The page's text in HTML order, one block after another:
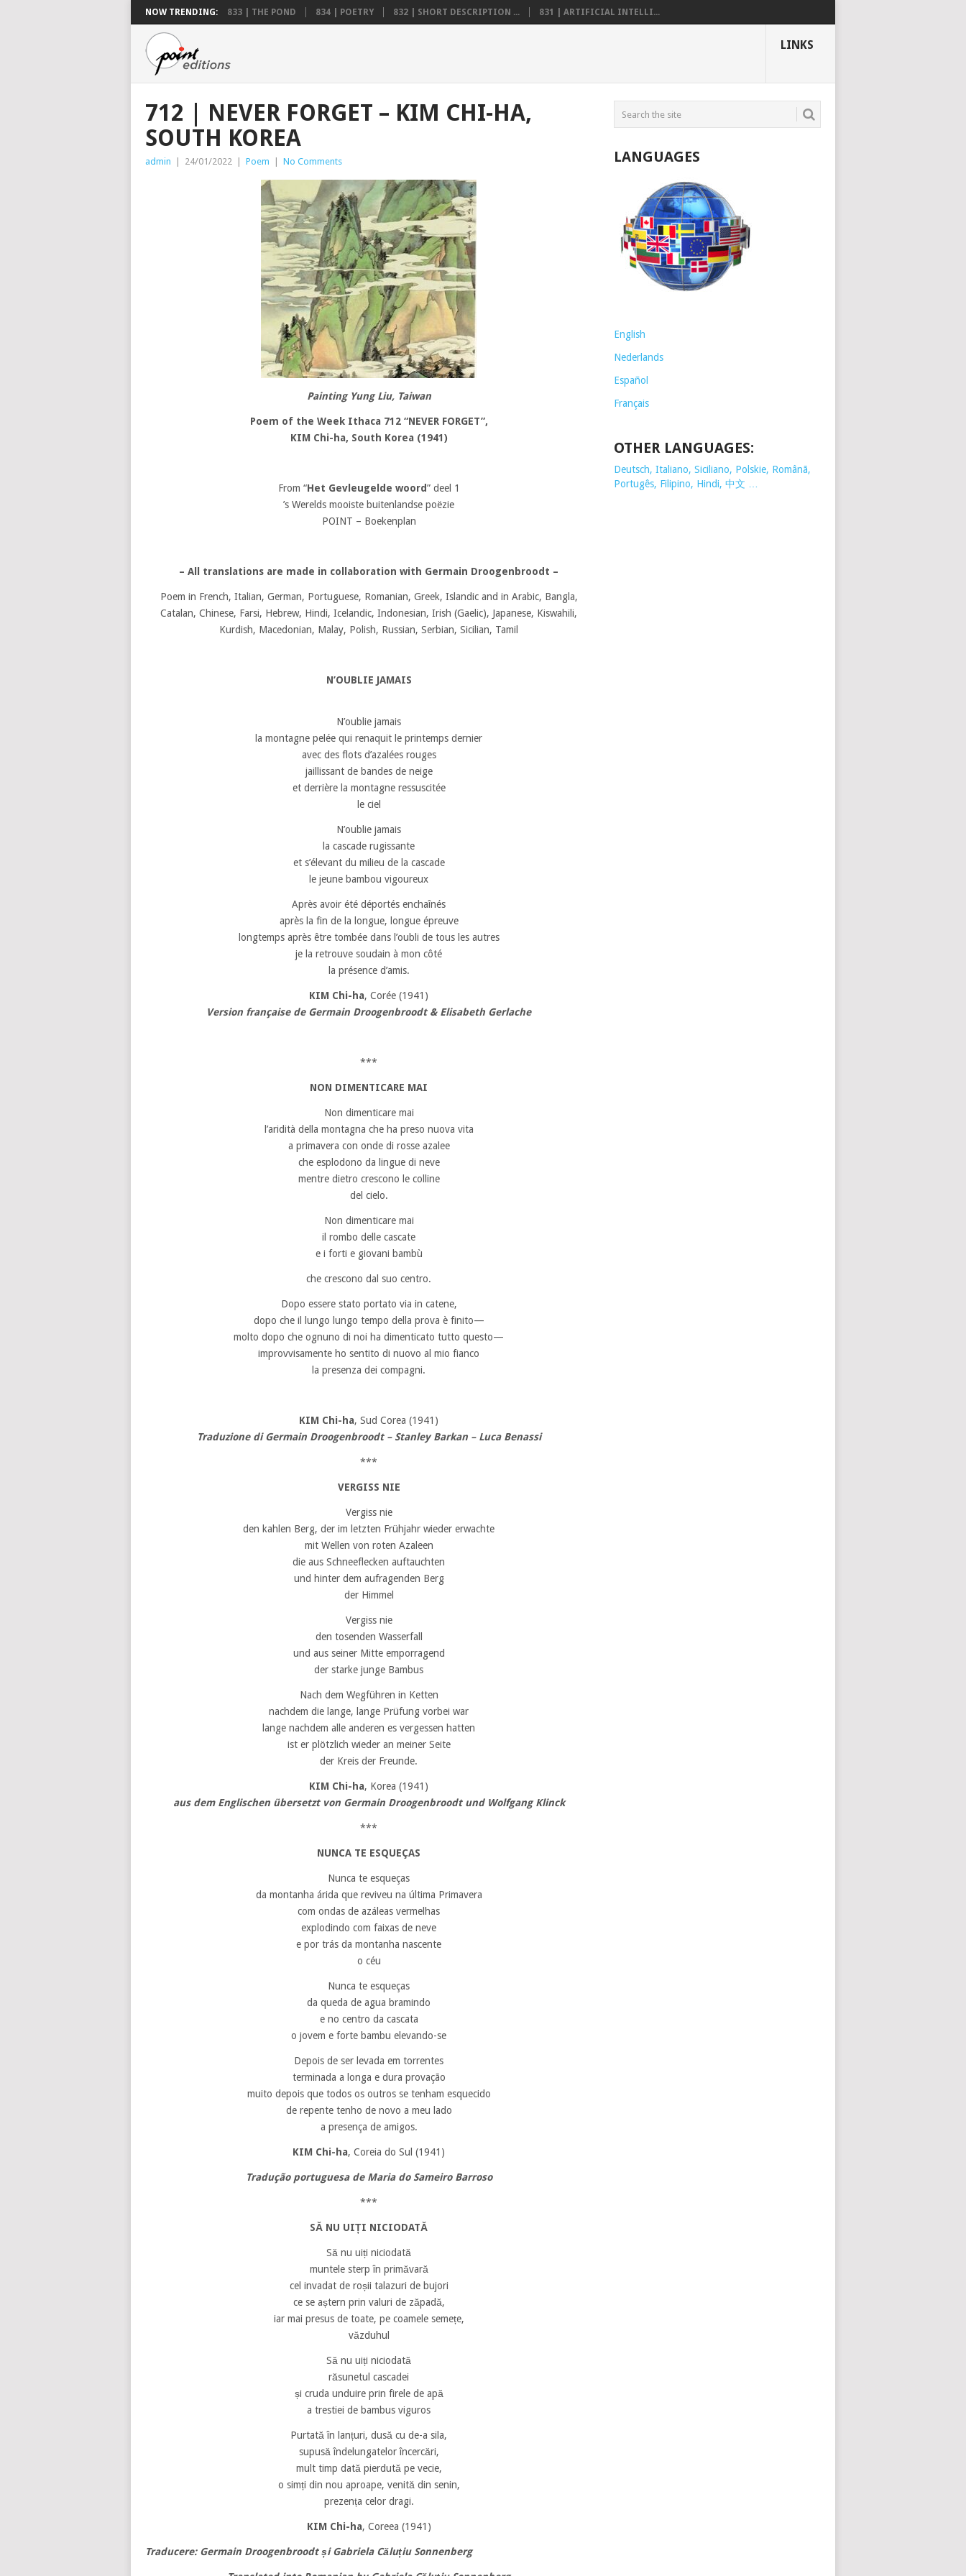
NOW TRENDING: 833 | THE POND 834 | POETRY 832 | SHORT DESCRIPTION ... 831 | ARTIFICIAL INTELLI...
LINKS
712 | NEVER FORGET – KIM CHI-HA,
SOUTH KOREA
admin 24/01/2022 Poem No Comments
PaintingYung Liu, Taiwan
Poem of the Week Ithaca 712 “NEVER FORGET”,
KIM Chi-ha, South Korea (1941)
From “Het Gevleugelde woord” deel 1
’s Werelds mooiste buitenlandse poëzie
POINT – Boekenplan
– All translations are made in collaboration with Germain Droogenbroodt –
Poem in French, Italian, German, Portuguese, Romanian, Greek, Islandic and in Arabic, Bangla,
Catalan, Chinese, Farsi, Hebrew, Hindi, Icelandic, Indonesian, Irish (Gaelic), Japanese, Kiswahili,
Kurdish, Macedonian, Malay, Polish, Russian, Serbian, Sicilian, Tamil
N’OUBLIE JAMAIS
N’oublie jamais
la montagne pelée qui renaquit le printemps dernier
avec des flots d’azalées rouges
jaillissant de bandes de neige
et derrière la montagne ressuscitée
le ciel
N’oublie jamais
la cascade rugissante
et s’élevant du milieu de la cascade
le jeune bambou vigoureux
Après avoir été déportés enchaînés
après la fin de la longue, longue épreuve
longtemps après être tombée dans l’oubli de tous les autres
je la retrouve soudain à mon côté
la présence d’amis.
KIM Chi-ha, Corée (1941)
Version française de Germain Droogenbroodt & Elisabeth Gerlache
***
NON DIMENTICARE MAI
Non dimenticare mai
l’aridità della montagna che ha preso nuova vita
a primavera con onde di rosse azalee
che esplodono da lingue di neve
mentre dietro crescono le colline
del cielo.
Non dimenticare mai
il rombo delle cascate
e i forti e giovani bambù
che crescono dal suo centro.
Dopo essere stato portato via in catene,
dopo che il lungo lungo tempo della prova è finito—
molto dopo che ognuno di noi ha dimenticato tutto questo—
improvvisamente ho sentito di nuovo al mio fianco
la presenza dei compagni.
KIM Chi-ha, Sud Corea (1941)
Traduzione di Germain Droogenbroodt – Stanley Barkan – Luca Benassi
***
VERGISS NIE
Vergiss nie
den kahlen Berg, der im letzten Frühjahr wieder erwachte
mit Wellen von roten Azaleen
die aus Schneeflecken auftauchten
und hinter dem aufragenden Berg
der Himmel
Vergiss nie
den tosenden Wasserfall
und aus seiner Mitte emporragend
der starke junge Bambus
Nach dem Wegführen in Ketten
nachdem die lange, lange Prüfung vorbei war
lange nachdem alle anderen es vergessen hatten
ist er plötzlich wieder an meiner Seite
der Kreis der Freunde.
KIM Chi-ha, Korea (1941)
aus dem Englischen übersetzt von Germain Droogenbroodt und Wolfgang Klinck
***
NUNCA TE ESQUEÇAS
Nunca te esqueças
da montanha árida que reviveu na última Primavera
com ondas de azáleas vermelhas
explodindo com faixas de neve
e por trás da montanha nascente
o céu
Nunca te esqueças
da queda de agua bramindo
e no centro da cascata
o jovem e forte bambu elevando-se
Depois de ser levada em torrentes
terminada a longa e dura provação
muito depois que todos os outros se tenham esquecido
de repente tenho de novo a meu lado
a presença de amigos.
KIM Chi-ha, Coreia do Sul (1941)
Tradução portuguesa de Maria do Sameiro Barroso
***
SĂ NU UIȚI NICIODATĂ
Să nu uiți niciodată
muntele sterp în primăvară
cel invadat de roșii talazuri de bujori
ce se aștern prin valuri de zăpadă,
iar mai presus de toate, pe coamele semețe,
văzduhul
Să nu uiți niciodată
răsunetul cascadei
și cruda unduire prin firele de apă
a trestiei de bambus viguros
Purtată în lanțuri, dusă cu de-a sila,
supusă îndelungatelor încercări,
mult timp dată pierdută pe vecie,
o simți din nou aproape, venită din senin,
prezența celor dragi.
KIM Chi-ha, Coreea (1941)
Traducere: Germain Droogenbroodt și Gabriela Căluțiu Sonnenberg
LANGUAGES
English
Nederlands
Español
Français
OTHER LANGUAGES:
Deutsch, Italiano, Siciliano, Polskie, Românã,
Portugês, Filipino, Hindi, 中文 …